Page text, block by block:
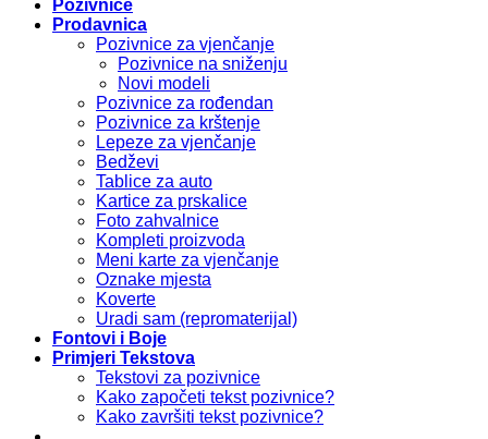
Pozivnice
Prodavnica
Pozivnice za vjenčanje
Pozivnice na sniženju
Novi modeli
Pozivnice za rođendan
Pozivnice za krštenje
Lepeze za vjenčanje
Bedževi
Tablice za auto
Kartice za prskalice
Foto zahvalnice
Kompleti proizvoda
Meni karte za vjenčanje
Oznake mjesta
Koverte
Uradi sam (repromaterijal)
Fontovi i Boje
Primjeri Tekstova
Tekstovi za pozivnice
Kako započeti tekst pozivnice?
Kako završiti tekst pozivnice?